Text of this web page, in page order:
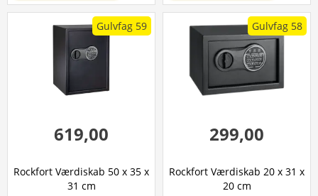
Gulvfag 59
619,00
Rockfort Værdiskab 50 x 35 x
31 cm
Gulvfag 58
299,00
Rockfort Værdiskab 20 x 31 x
20 cm